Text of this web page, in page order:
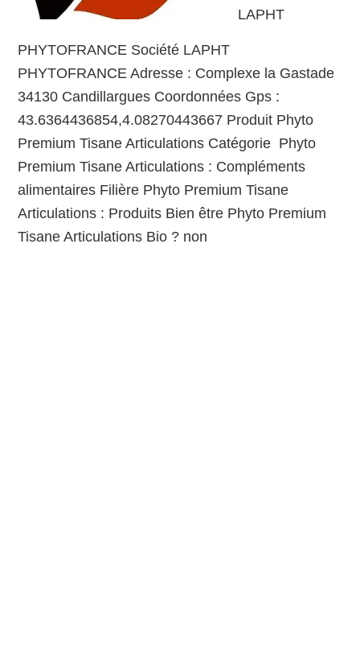
LAPHT
PHYTOFRANCE Société LAPHT
PHYTOFRANCE Adresse : Complexe la Gastade
34130 Candillargues Coordonnées Gps :
43.6364436854,4.08270443667 Produit Phyto
Premium Tisane Articulations Catégorie Phyto
Premium Tisane Articulations : Compléments
alimentaires Filière Phyto Premium Tisane
Articulations : Produits Bien être Phyto Premium
Tisane Articulations Bio ? non